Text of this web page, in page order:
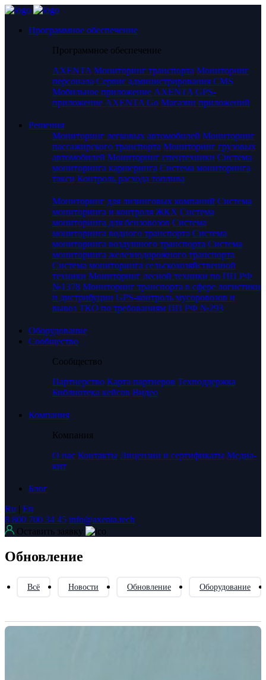
Программное обеспечение
Программное обеспечение
AXENTA Мониторинг транспорта Мониторинг
персонала Сервис администрирования CMS
Мобильное приложение AXENTA GPS-
приложение AXENTA Go Магазин приложений
Решения
Мониторинг легковых автомобилей Мониторинг
пассажирского транспорта Мониторинг грузовых
автомобилей Мониторинг спецтехники Система
мониторинга каршеринга Система мониторинга
такси Контроль расхода топлива
Мониторинг для лизинговых компаний Система
мониторинга и контроля ЖКХ Система
мониторинга для бензовозов Система
мониторинга водного транспорта Система
мониторинга воздушного транспорта Система
мониторинга железнодорожного транспорта
Система мониторинга сельскохозяйственной
техники Мониторинг лесной техники по ПП РФ
№1378 Мониторинг транспорта в сфере логистики
и дистрибуции GPS-контроль мусоровозов и
вывоз ТКО по требованиям ПП РФ №293
Оборудование
Сообщество
Сообщество
Партнерство Карта партнеров Техподдержка
Библиотека кейсов Видео
Компания
Компания
О нас Контакты Лицензии и сертификаты Медиа-
кит
Блог
Ru | En
8 800 700 34 45 info@axenta.tech
Оставить заявку
Обновление
Всё Новости Обновление Оборудование